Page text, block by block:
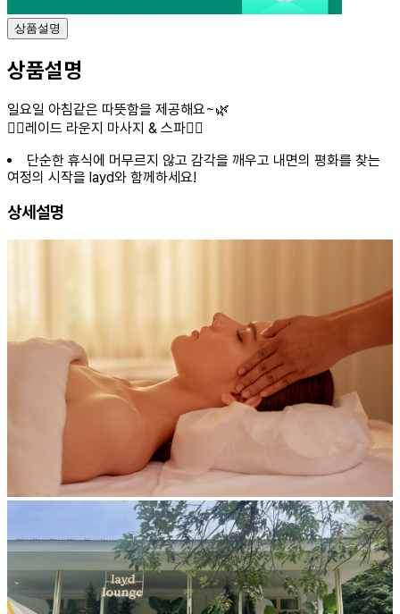
상품설명
상품설명
일요일 아침같은 따뜻함을 제공해요~🌿
🧘‍♀️레이드 라운지 마사지 & 스파🧘‍♀️
단순한 휴식에 머무르지 않고 감각을 깨우고 내면의 평화를 찾는
여정의 시작을 layd와 함께하세요!
상세설명